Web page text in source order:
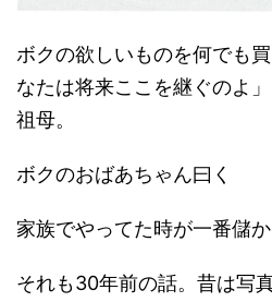
ボクの欲しいものを何でも
なたは将来ここを継ぐのよ
祖母。
ボクのおばあちゃん曰く
家族でやってた時が一番儲
それも30年前の話。昔は写